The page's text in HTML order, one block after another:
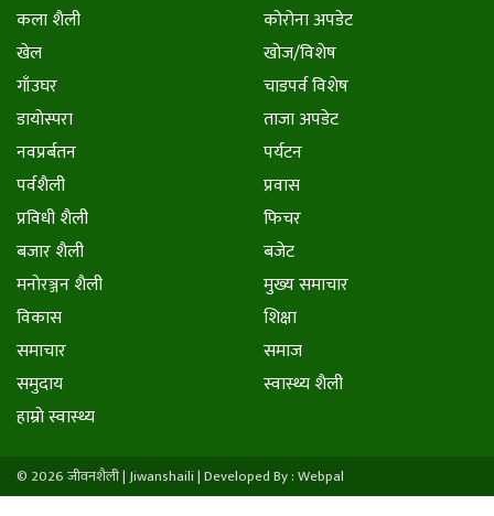
कला शैली
कोरोना अपडेट
खेल
खोज/विशेष
गाँउघर
चाडपर्व विशेष
डायाेस्परा
ताजा अपडेट
नवप्रर्बतन
पर्यटन
पर्वशैली
प्रवास
प्रविधी शैली
फिचर
बजार शैली
बजेट
मनाेरञ्जन शैली
मुख्य समाचार
विकास
शिक्षा
समाचार
समाज
समुदाय
स्वास्थ्य शैली
हाम्राे स्वास्थ्य
© 2026 जीवनशैली | Jiwanshaili |Developed By : Webpal